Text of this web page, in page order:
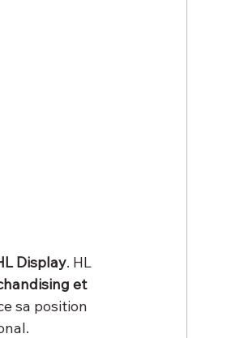
Display. HL
et
sa position